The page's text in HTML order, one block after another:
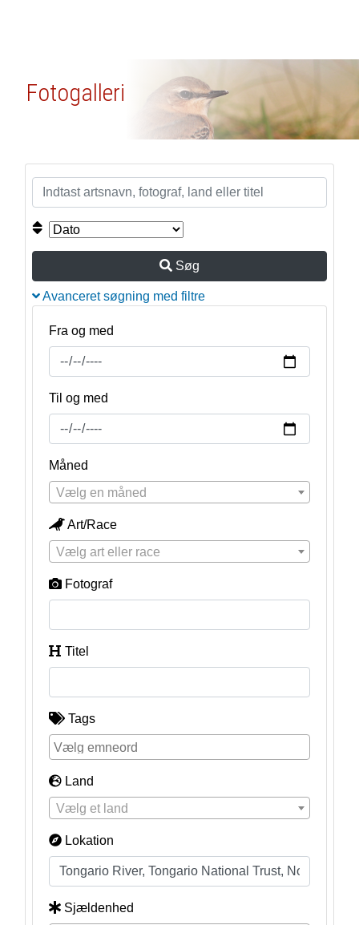
Fotogalleri
Søg
Avanceret søgning med filtre
Fra og med
Til og med
Måned
Vælg en måned
Art/Race
Vælg art eller race
Fotograf
Titel
Tags
Land
Vælg et land
Lokation
Sjældenhed